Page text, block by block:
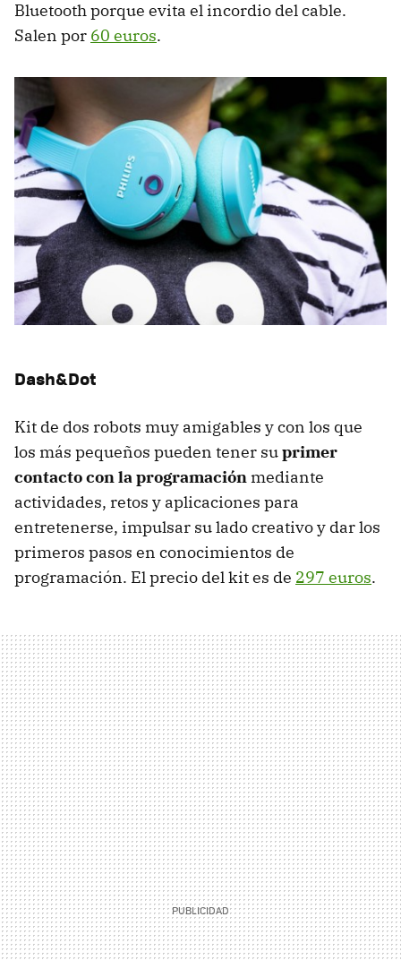
Bluetooth porque evita el incordio del cable.
Salen por 60 euros.
Dash&Dot
Kit de dos robots muy amigables y con los que
los más pequeños pueden tener suprimer
contacto con la programación mediante
actividades, retos y aplicaciones para
entretenerse, impulsar su lado creativo y dar los
primeros pasos en conocimientos de
programación. El precio del kit es de 297 euros.